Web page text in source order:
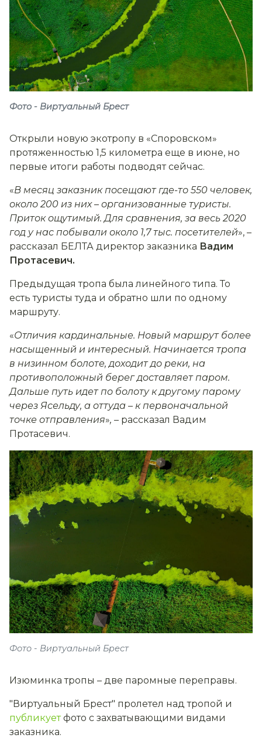
Фото - Виртуальный Брест
Открыли новую экотропу в «Споровском»
протяженностью 1,5 километра еще в июне, но
первые итоги работы подводят сейчас.
«В месяц заказник посещают где-то 550 человек,
около 200 из них– организованные туристы.
Приток ощутимый. Для сравнения, за весь 2020
год у нас побывали около 1,7 тыс. посетителей», –
рассказал БЕЛТА директор заказника Вадим
Протасевич.
Предыдущая тропа была линейного типа. То
есть туристы туда и обратно шли по одному
маршруту.
«Отличия кардинальные. Новый маршрут более
насыщенный и интересный. Начинается тропа
в низинном болоте, доходит до реки, на
противоположный берег доставляет паром.
Дальше путь идет по болоту к другому парому
через Ясельду, а оттуда – к первоначальной
точке отправления», – рассказал Вадим
Протасевич.
Фото - Виртуальный Брест
Изюминка тропы – две паромные переправы.
"Виртуальный Брест" пролетел над тропой и
публикуетфото с захватывающими видами
заказника.